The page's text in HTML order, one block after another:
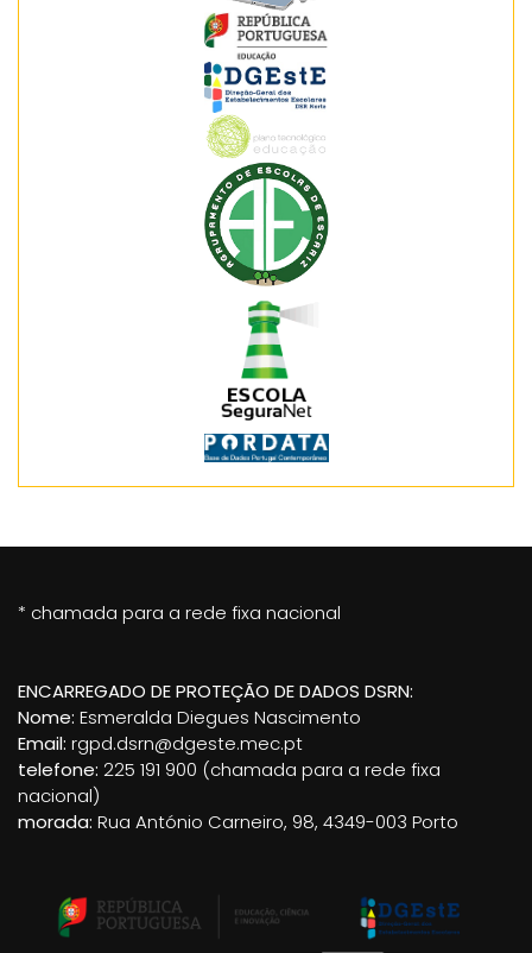
* chamada para a rede fixa nacional
ENCARREGADO DE PROTEÇÃO DE DADOS DSRN:
Nome: Esmeralda Diegues Nascimento
Email: rgpd.dsrn@dgeste.mec.pt
telefone: 225 191 900 (chamada para a rede fixa
nacional)
morada: Rua António Carneiro, 98, 4349-003 Porto